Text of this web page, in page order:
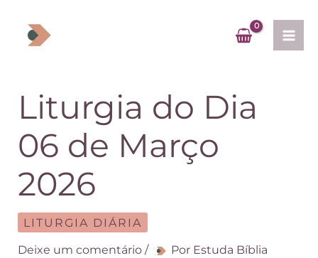
Liturgia do Dia
06 de Março
2026
LITURGIA DIÁRIA
Deixe um comentário / Por Estuda Bíblia